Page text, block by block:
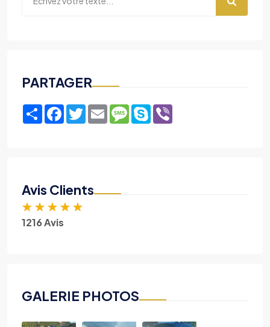
PARTAGER
ShareFacebook
TwitterEmailMessage
Skype
Avis Clients
★ ★ ★ ★ ★
1216 Avis
GALERIE PHOTOS